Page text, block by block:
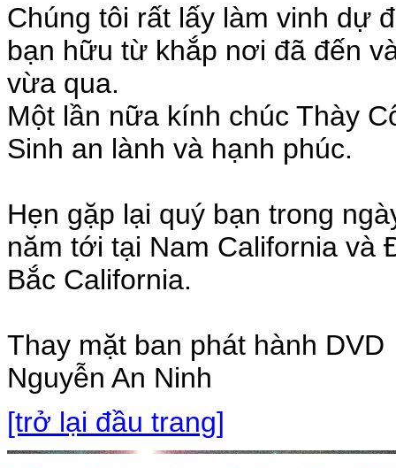
Chúng tôi rất lấy làm vinh dự
bạn hữu từ khắp nơi đã đến
vừa qua.
Một lần nữa kính chúc Thày
Sinh an lành và hạnh phúc.
Hẹn gặp lại quý bạn trong
năm tới tại Nam California và
Bắc California.
Thay mặt ban phát hành DVD
Nguyễn An Ninh
[trở lại đầu trang]